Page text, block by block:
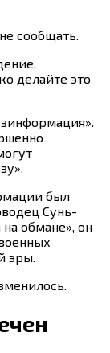
сообщать.
делайте это
был
Сунь-
обмане», он
эры.